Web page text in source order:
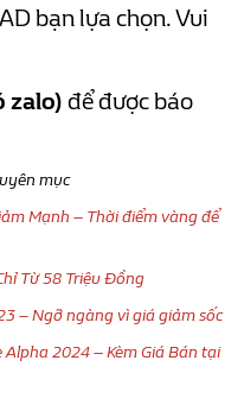
bạn lựa chọn. Vui
zalo) để được báo
mục
Mạnh – Thời điểm vàng để
Từ 58 Triệu Đồng
– Ngỡ ngàng vì giá giảm sốc
2024 – Kèm Giá Bán tại